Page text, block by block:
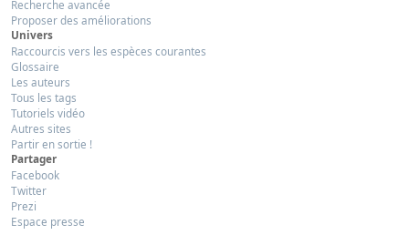
Recherche avancée
Proposer des améliorations
Univers
Raccourcis vers les espèces courantes
Glossaire
Les auteurs
Tous les tags
Tutoriels vidéo
Autres sites
Partir en sortie !
Partager
Facebook
Twitter
Prezi
Espace presse